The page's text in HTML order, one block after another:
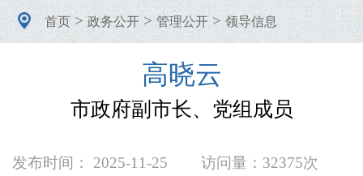
首页>政务公开>管理公开>领导信息
高晓云
市政府副市长、党组成员
发布时间： 2025-11-25 访问量： 32375次